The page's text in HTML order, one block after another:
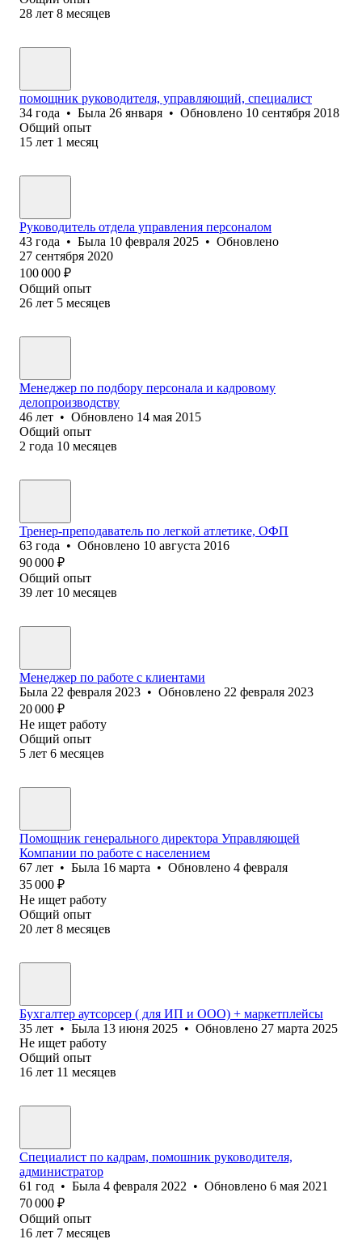
28 лет 8 месяцев
помощник руководителя, управляющий, специалист
34 года • Была 26 января • Обновлено 10 сентября 2018
Общий опыт
15 лет 1 месяц
Руководитель отдела управления персоналом
43 года • Была 10 февраля 2025 • Обновлено
27 сентября 2020
100 000 ₽
Общий опыт
26 лет 5 месяцев
Менеджер по подбору персонала и кадровому
делопроизводству
46 лет • Обновлено 14 мая 2015
Общий опыт
2 года 10 месяцев
Тренер-преподаватель по легкой атлетике, ОФП
63 года • Обновлено 10 августа 2016
90 000 ₽
Общий опыт
39 лет 10 месяцев
Менеджер по работе с клиентами
Была 22 февраля 2023 • Обновлено 22 февраля 2023
20 000 ₽
Не ищет работу
Общий опыт
5 лет 6 месяцев
Помощник генерального директора Управляющей
Компании по работе с населением
67 лет • Была 16 марта • Обновлено 4 февраля
35 000 ₽
Не ищет работу
Общий опыт
20 лет 8 месяцев
Бухгалтер аутсорсер ( для ИП и ООО) + маркетплейсы
35 лет • Была 13 июня 2025 • Обновлено 27 марта 2025
Не ищет работу
Общий опыт
16 лет 11 месяцев
Специалист по кадрам, помошник руководителя,
администратор
61 год • Была 4 февраля 2022 • Обновлено 6 мая 2021
70 000 ₽
Общий опыт
16 лет 7 месяцев